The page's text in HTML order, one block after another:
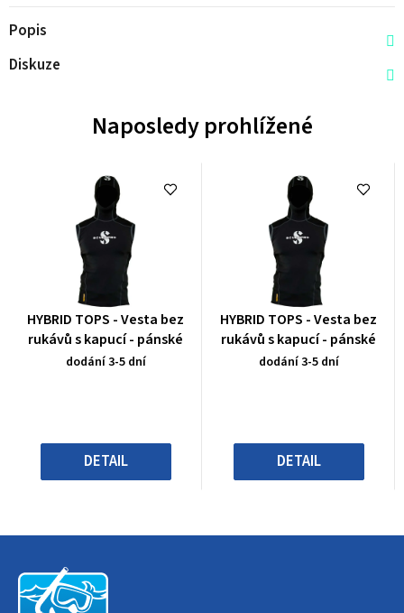
Popis
Diskuze
Naposledy prohlížené
Průměrné
hodnocení
produktu
hvězdiček.
HYBRID TOPS - Vesta bez
rukávů s kapucí - pánské
dodání 3-5 dní
DETAIL
Průměrné
hodnocení
produktu
hvězdiček.
HYBRID TOPS - Vesta bez
rukávů s kapucí - pánské
dodání 3-5 dní
DETAIL